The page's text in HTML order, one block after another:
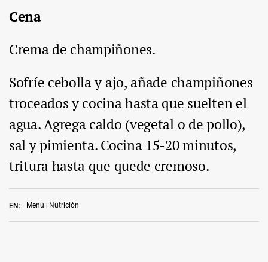
EN: Menú Nutrición
Cena
Crema de champiñones.
Sofríe cebolla y ajo, añade champiñones
troceados y cocina hasta que suelten el
agua. Agrega caldo (vegetal o de pollo),
sal y pimienta. Cocina 15-20 minutos,
tritura hasta que quede cremoso.